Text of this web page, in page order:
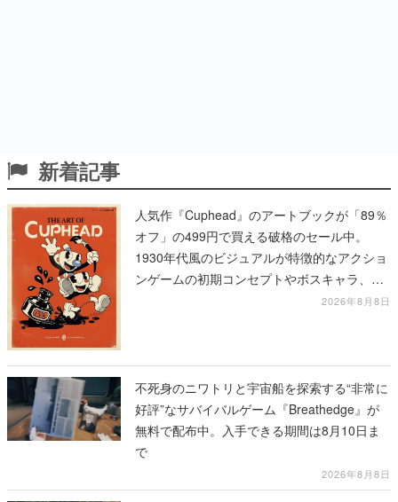
新着記事
人気作『Cuphead』のアートブックが「89％
オフ」の499円で買える破格のセール中。
1930年代風のビジュアルが特徴的なアクショ
ンゲームの初期コンセプトやボスキャラ、ス
2026年8月8日
不死身のニワトリと宇宙船を探索する“非常に
好評”なサバイバルゲーム『Breathedge』が
無料で配布中。入手できる期間は8月10日ま
で
2026年8月8日